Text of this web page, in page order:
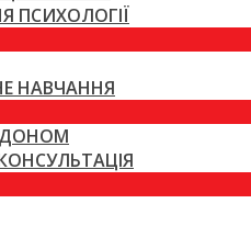
ПСИХОЛОГІЇ
НАВЧАННЯ